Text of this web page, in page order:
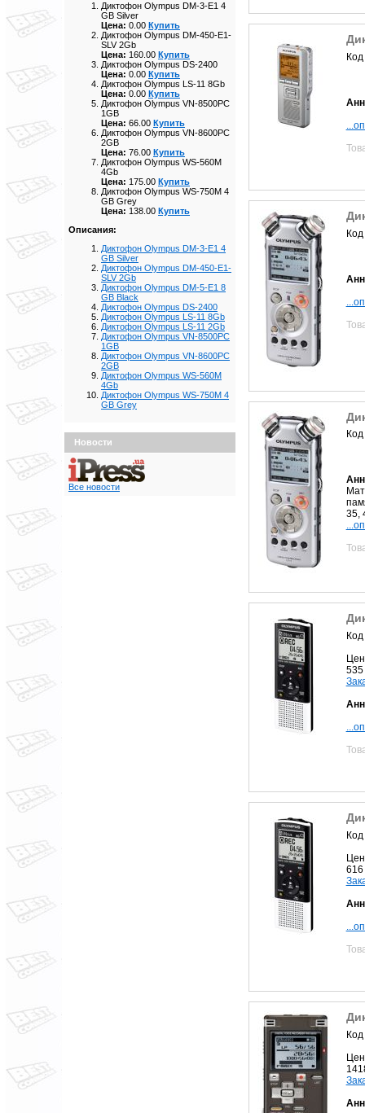
Диктофон Olympus DM-3-E1 4
GB Silver
Цена: 0.00 Купить
Диктофон Olympus DM-450-E1-
SLV 2Gb
Цена: 160.00 Купить
Диктофон Olympus DS-2400
Цена: 0.00 Купить
Диктофон Olympus LS-11 8Gb
Цена: 0.00 Купить
Диктофон Olympus VN-8500PC
1GB
Цена: 66.00 Купить
Диктофон Olympus VN-8600PC
2GB
Цена: 76.00 Купить
Диктофон Olympus WS-560M
4Gb
Цена: 175.00 Купить
Диктофон Olympus WS-750M 4
GB Grey
Цена: 138.00 Купить
Описания:
Диктофон Olympus DM-3-E1 4
GB Silver
Диктофон Olympus DM-450-E1-
SLV 2Gb
Диктофон Olympus DM-5-E1 8
GB Black
Диктофон Olympus DS-2400
Диктофон Olympus LS-11 8Gb
Диктофон Olympus LS-11 2Gb
Диктофон Olympus VN-8500PC
1GB
Диктофон Olympus VN-8600PC
2GB
Диктофон Olympus WS-560M
4Gb
Диктофон Olympus WS-750M 4
GB Grey
Новости
Все новости
35,